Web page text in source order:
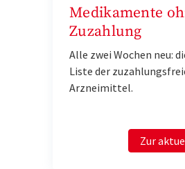
Medikamente
Zuzahlung
Alle zwei Wochen neu:
Liste der
Arzneimittel.
Zur